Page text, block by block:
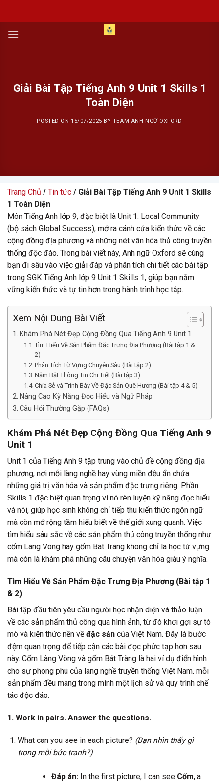
content
Giải Bài Tập Tiếng Anh 9 Unit 1 Skills 1
Toàn Diện
POSTED ON15/07/2025 BY TEAM ANH NGỮ OXFORD
Trang Chủ / Tin tức / Giải Bài Tập Tiếng Anh 9 Unit 1 Skills
1 Toàn Diện
Môn Tiếng Anh lớp 9, đặc biệt là Unit 1: Local Community
(bộ sách Global Success), mở ra cánh cửa kiến thức về các
cộng đồng địa phương và những nét văn hóa thủ công truyền
thống độc đáo. Trong bài viết này, Anh ngữ Oxford sẽ cùng
bạn đi sâu vào việc giải đáp và phân tích chi tiết các bài tập
trong SGK Tiếng Anh lớp 9 Unit 1 Skills 1, giúp bạn nắm
vững kiến thức và tự tin hơn trong hành trình học tập.
Xem Nội Dung Bài Viết
Khám Phá Nét Đẹp Cộng Đồng Qua Tiếng Anh 9 Unit 1
Tìm Hiểu Về Sản Phẩm Đặc Trưng Địa Phương (Bài tập 1 &
2)
Phân Tích Từ Vựng Chuyên Sâu (Bài tập 2)
Nắm Bắt Thông Tin Chi Tiết (Bài tập 3)
Chia Sẻ và Trình Bày Về Đặc Sản Quê Hương (Bài tập 4 & 5)
Nâng Cao Kỹ Năng Đọc Hiểu và Ngữ Pháp
Câu Hỏi Thường Gặp (FAQs)
Khám Phá Nét Đẹp Cộng Đồng Qua Tiếng Anh 9
Unit 1
Unit 1 của Tiếng Anh 9 tập trung vào chủ đề cộng đồng địa
phương, nơi mỗi làng nghề hay vùng miền đều ẩn chứa
những giá trị văn hóa và sản phẩm đặc trưng riêng. Phần
Skills 1 đặc biệt quan trọng vì nó rèn luyện kỹ năng đọc hiểu
và nói, giúp học sinh không chỉ tiếp thu kiến thức ngôn ngữ
mà còn mở rộng tầm hiểu biết về thế giới xung quanh. Việc
tìm hiểu sâu sắc về các sản phẩm thủ công truyền thống như
cốm Làng Vòng hay gốm Bát Tràng không chỉ là học từ vựng
mà còn là khám phá những câu chuyện văn hóa giàu ý nghĩa.
Tìm Hiểu Về Sản Phẩm Đặc Trưng Địa Phương (Bài tập 1
& 2)
Bài tập đầu tiên yêu cầu người học nhận diện và thảo luận
về các sản phẩm thủ công qua hình ảnh, từ đó khơi gợi sự tò
mò và kiến thức nền về đặc sản của Việt Nam. Đây là bước
đệm quan trọng để tiếp cận các bài đọc phức tạp hơn sau
này. Cốm Làng Vòng và gốm Bát Tràng là hai ví dụ điển hình
cho sự phong phú của làng nghề truyền thống Việt Nam, mỗi
sản phẩm đều mang trong mình một lịch sử và quy trình chế
tác độc đáo.
1. Work in pairs. Answer the questions.
What can you see in each picture? (Bạn nhìn thấy gì
trong mỗi bức tranh?)
Đáp án:In the first picture, I can see Cốm, a